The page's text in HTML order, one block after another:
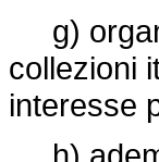
g)
collezioni
interesse